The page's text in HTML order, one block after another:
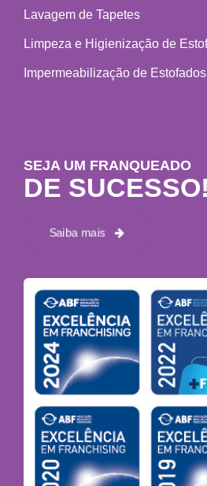
Lavagem de Tapetes
Limpeza e Higienização de
Impermeabilização de
SEJA UM FRANQUEADO
DE SUCESSO!
Saiba mais